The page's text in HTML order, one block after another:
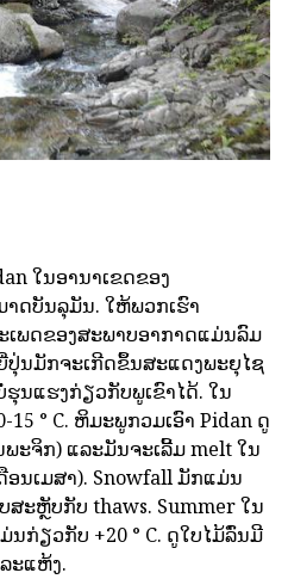
ໃນອານາເຂດຂອງ
ດບັນລຸມັນ. ໃຫ້ພວກເຮົາ
ເພດຂອງສະພາບອາກາດແມ່ນລົມ
ປຸ່ນມັກຈະເກີດຂຶ້ນສະແດງພະຍຸໄຊ
ນແຮງກ່ຽວກັບພູເຂົາໄດ້. ໃນ
° C. ຫິມະພູກວມເອົາ Pidan ດູ
ະຈິກ) ແລະມັນຈະເລີ້ມ melt ໃນ
ນເມສາ). Snowfall ມັກແມ່ນ
ະຫຼັບກັບ thaws. Summer ໃນ
ກ່ຽວກັບ +20 ° C. ດູໃບໄມ້ລົ່ນມີ
ະແຫ້ງ.